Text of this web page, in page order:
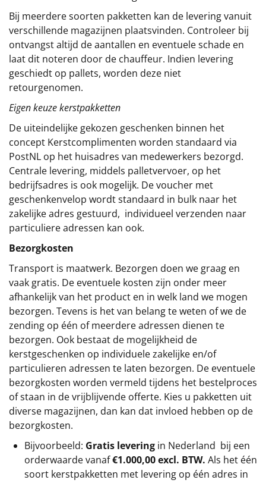
Bij meerdere soorten pakketten kan de levering vanuit
verschillende magazijnen plaatsvinden. Controleer bij
ontvangst altijd de aantallen en eventuele schade en
laat dit noteren door de chauffeur. Indien levering
geschiedt op pallets, worden deze niet
retourgenomen.
Eigen keuze kerstpakketten
De uiteindelijke gekozen geschenken binnen het
concept Kerstcomplimenten worden standaard via
PostNL op het huisadres van medewerkers bezorgd.
Centrale levering, middels palletvervoer, op het
bedrijfsadres is ook mogelijk. De voucher met
geschenkenvelop wordt standaard in bulk naar het
zakelijke adres gestuurd, individueel verzenden naar
particuliere adressen kan ook.
Bezorgkosten
Transport is maatwerk. Bezorgen doen we graag en
vaak gratis. De eventuele kosten zijn onder meer
afhankelijk van het product en in welk land we mogen
bezorgen. Tevens is het van belang te weten of we de
zending op één of meerdere adressen dienen te
bezorgen. Ook bestaat de mogelijkheid de
kerstgeschenken op individuele zakelijke en/of
particulieren adressen te laten bezorgen. De eventuele
bezorgkosten worden vermeld tijdens het bestelproces
of staan in de vrijblijvende offerte. Kies u pakketten uit
diverse magazijnen, dan kan dat invloed hebben op de
bezorgkosten.
Bijvoorbeeld: Gratis levering in Nederland bij een
orderwaarde vanaf€1.000,00 excl. BTW. Als het één
soort kerstpakketten met levering op één adres in